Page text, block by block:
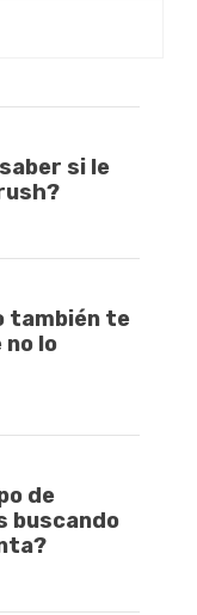
si le
también te
no lo
de
buscando